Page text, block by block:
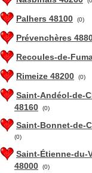
Palhers 48100 (0)
Prévenchères
Recoules-de-
Rimeize 48200 (0)
Saint-Andéol-de-
48160
(0)
Saint-Bonnet-de-
(0)
Saint-Étienne-du-
48000
(0)